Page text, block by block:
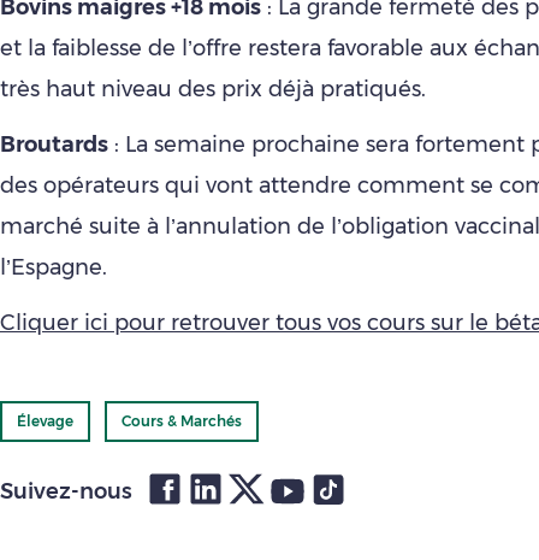
Bovins maigres +18 mois : La grande fermeté des
et la faiblesse de l’offre restera favorable aux
très haut niveau des prix déjà pratiqués.
Broutards : La semaine prochaine sera fortement
des opérateurs qui vont attendre comment se
marché suite à l’annulation de l’obligation
l’Espagne.
Cliquer ici pour retrouver tous vos cours sur le
Élevage Cours & Marchés
Suivez-nous